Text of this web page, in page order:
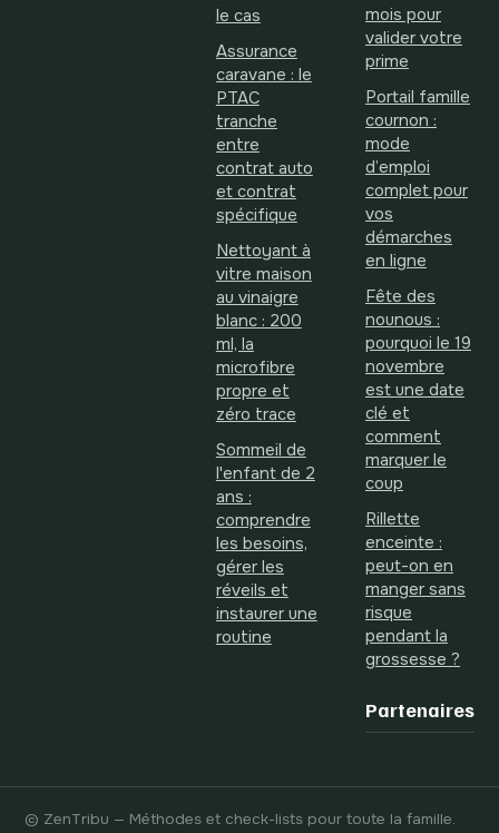
le cas
Assurance
caravane : le
PTAC
tranche
entre
contrat auto
et contrat
spécifique
Nettoyant à
vitre maison
au vinaigre
blanc : 200
ml, la
microfibre
propre et
zéro trace
Sommeil de
l'enfant de 2
ans :
comprendre
les besoins,
gérer les
réveils et
instaurer une
routine
mois pour
valider votre
prime
Portail famille
cournon :
mode
d’emploi
complet pour
vos
démarches
en ligne
Fête des
nounous :
pourquoi le 19
novembre
est une date
clé et
comment
marquer le
coup
Rillette
enceinte :
peut-on en
manger sans
risque
pendant la
grossesse ?
Partenaires
© ZenTribu — Méthodes et check-lists pour toute la famille.